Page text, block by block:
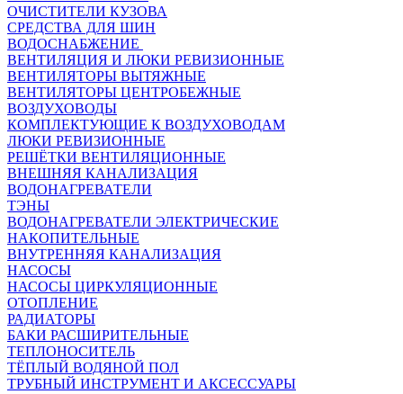
ОЧИСТИТЕЛИ КУЗОВА
СРЕДСТВА ДЛЯ ШИН
ВОДОСНАБЖЕНИЕ
ВЕНТИЛЯЦИЯ И ЛЮКИ РЕВИЗИОННЫЕ
ВЕНТИЛЯТОРЫ ВЫТЯЖНЫЕ
ВЕНТИЛЯТОРЫ ЦЕНТРОБЕЖНЫЕ
ВОЗДУХОВОДЫ
КОМПЛЕКТУЮЩИЕ К ВОЗДУХОВОДАМ
ЛЮКИ РЕВИЗИОННЫЕ
РЕШЁТКИ ВЕНТИЛЯЦИОННЫЕ
ВНЕШНЯЯ КАНАЛИЗАЦИЯ
ВОДОНАГРЕВАТЕЛИ
ТЭНЫ
ВОДОНАГРЕВАТЕЛИ ЭЛЕКТРИЧЕСКИЕ
НАКОПИТЕЛЬНЫЕ
ВНУТРЕННЯЯ КАНАЛИЗАЦИЯ
НАСОСЫ
НАСОСЫ ЦИРКУЛЯЦИОННЫЕ
ОТОПЛЕНИЕ
РАДИАТОРЫ
БАКИ РАСШИРИТЕЛЬНЫЕ
ТЕПЛОНОСИТЕЛЬ
ТЁПЛЫЙ ВОДЯНОЙ ПОЛ
ТРУБНЫЙ ИНСТРУМЕНТ И АКСЕССУАРЫ